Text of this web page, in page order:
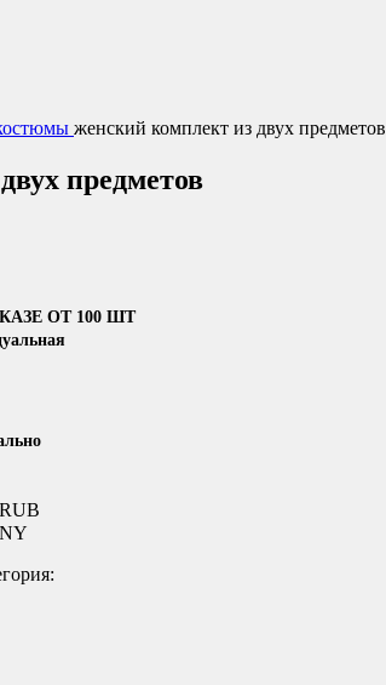
женский комплект из двух предметов
предметов
ОТ 100 ШТ